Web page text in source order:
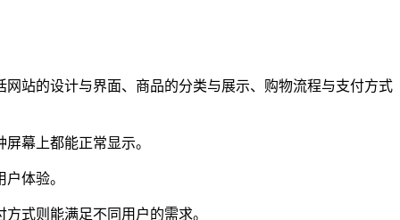
站的设计与界面、商品的分类与展示、购物流程与支付方式
幕上都能正常显示。
体验。
式则能满足不同用户的需求。